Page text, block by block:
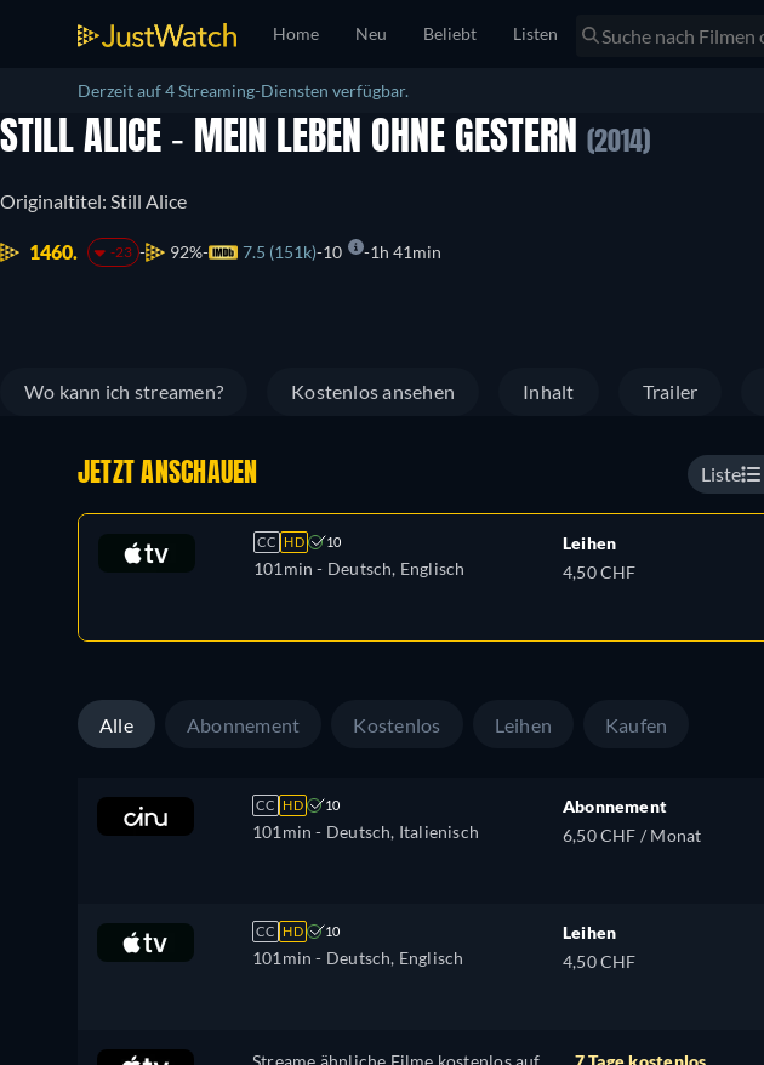
Home Neu Beliebt Listen
Derzeit auf 4 Streaming-Diensten verfügbar.
STILL ALICE - MEIN LEBEN OHNE GESTERN (2014)
Originaltitel: Still Alice
1460. -23 92% 7.5 (151k) 10 1h 41min
Wo kann ich streamen? Kostenlos ansehen Inhalt Trailer
JETZT ANSCHAUEN Liste
CC HD 10
101min - Deutsch, Englisch
Leihen
4,50 CHF
Alle Abonnement Kostenlos Leihen Kaufen
CC HD 10
101min - Deutsch, Italienisch
Abonnement
6,50 CHF / Monat
CC HD 10
101min - Deutsch, Englisch
Leihen
4,50 CHF
Streame ähnliche Filme kostenlos auf
7 Tage kostenlos